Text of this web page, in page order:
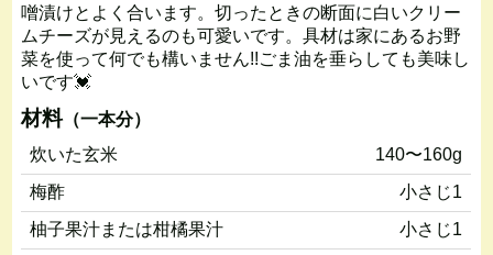
噌漬けとよく合います。切ったときの断面に白いクリー
ムチーズが見えるのも可愛いです。具材は家にあるお野
菜を使って何でも構いません!!ごま油を垂らしても美味し
いです💓
材料（一本分）
炊いた玄米
140〜160g
梅酢
小さじ1
柚子果汁または柑橘果汁
小さじ1